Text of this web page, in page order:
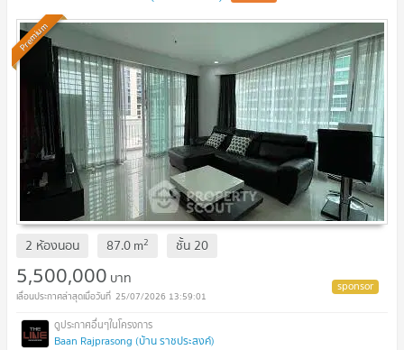
Premium
2 ห้องนอน 87.0m2 ชั้น 20
5,500,000 บาท
25/07/2026 13:59:01
Baan Rajprasong (บ้าน ราชประสงค์)